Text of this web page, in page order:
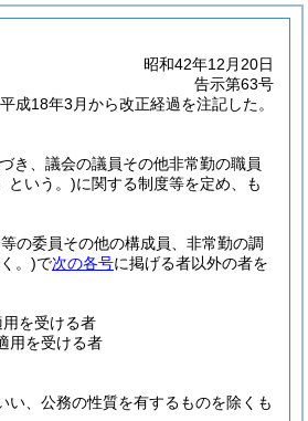
昭和42年12月20日
告示第63号
平成18年3月から改正経過を注記した。
き、議会の議員その他非常勤の職員
という。)に関する制度等を定め、も
の委員その他の構成員、非常勤の調
。)で次の各号に掲げる者以外の者を
用を受ける者
用を受ける者
、公務の性質を有するものを除くも